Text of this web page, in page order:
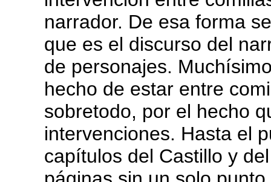
narrador. De esa forma
que es el discurso del
de personajes.
hecho de estar entre
sobretodo, por el hecho
intervenciones. Hasta el
capítulos del Castillo y